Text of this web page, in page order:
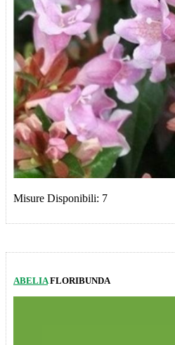
Misure Disponibili: 7
ABELIAFLORIBUNDA